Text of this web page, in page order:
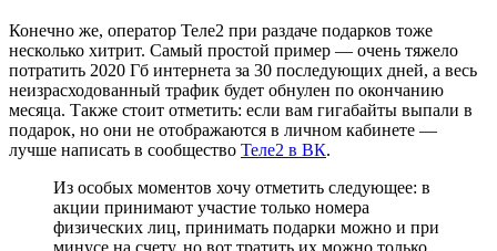
Конечно же, оператор Теле2 при раздаче подарков тоже
несколько хитрит. Самый простой пример — очень тяжело
потратить 2020 Гб интернета за 30 последующих дней, а весь
неизрасходованный трафик будет обнулен по окончанию
месяца. Также стоит отметить: если вам гигабайты выпали в
подарок, но они не отображаются в личном кабинете —
лучше написать в сообщество Теле2 в ВК.
Из особых моментов хочу отметить следующее: в
акции принимают участие только номера
физических лиц, принимать подарки можно и при